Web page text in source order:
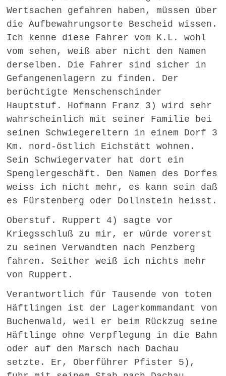
Wertsachen gefahren haben, müssen über
die Aufbewahrungsorte Bescheid wissen.
Ich kenne diese Fahrer vom K.L. wohl
vom sehen, weiß aber nicht den Namen
derselben. Die Fahrer sind sicher in
Gefangenenlagern zu finden. Der
berüchtigte Menschenschinder
Hauptstuf. Hofmann Franz 3) wird sehr
wahrscheinlich mit seiner Familie bei
seinen Schwiegereltern in einem Dorf 3
Km. nord-östlich Eichstätt wohnen.
Sein Schwiegervater hat dort ein
Spenglergeschäft. Den Namen des Dorfes
weiss ich nicht mehr, es kann sein daß
es Fürstenberg oder Dollnstein heisst.
Oberstuf. Ruppert 4) sagte vor
Kriegsschluß zu mir, er würde vorerst
zu seinen Verwandten nach Penzberg
fahren. Seither weiß ich nichts mehr
von Ruppert.
Verantwortlich für Tausende von toten
Häftlingen ist der Lagerkommandant von
Buchenwald, weil er beim Rückzug seine
Häftlinge ohne Verpflegung in die Bahn
oder auf den Marsch nach Dachau
setzte. Er, Oberführer Pfister 5),